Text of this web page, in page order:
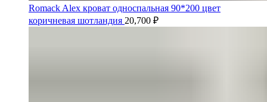
Romack Alex кроват односпальная 90*200 цвет
коричневая шотландия 20,700 ₽